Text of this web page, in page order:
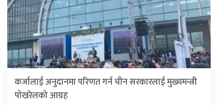
कर्जालाई अनुदानमा परिणत गर्न चीन सरकारलाई मुख्यमन्त्री
पोखरेलको आग्रह